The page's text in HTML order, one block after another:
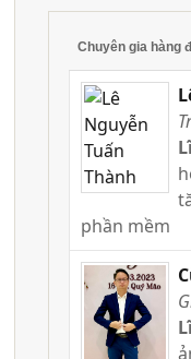
Chuyên gia hàng
phần mềm